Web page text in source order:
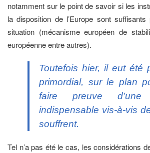
notamment sur le point de savoir si les
la disposition de l’Europe sont
situation (mécanisme européen de
européenne entre autres).
Toutefois hier, il eut été
primordial, sur le plan
faire preuve d’une
indispensable vis-à-vis
souffrent.
Tel n’a pas été le cas, les considérations